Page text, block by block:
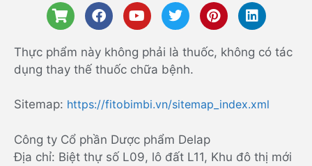
Thực phẩm này không phải là thuốc, không có tác
dụng thay thế thuốc chữa bệnh.
Sitemap: https://fitobimbi.vn/sitemap_index.xml
Công ty Cổ phần Dược phẩm Delap
Địa chỉ: Biệt thự số L09, lô đất L11, Khu đô thị mới